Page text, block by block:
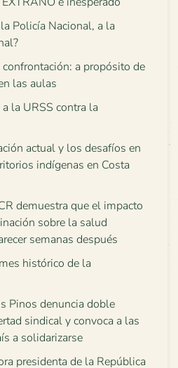
Policía Nacional, a la
a propósito de
las aulas
la URSS contra la
actual y los desafíos en
indígenas en Costa
demuestra que el impacto
sobre la salud
semanas después
histórico de la
Pinos denuncia doble
sindical y convoca a las
a solidarizarse
presidenta de la República